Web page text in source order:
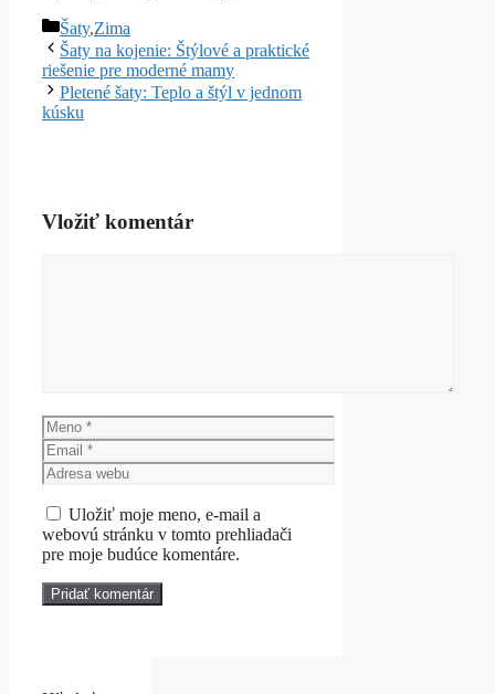
Kategórie
Šaty,Zima
Šaty na kojenie: Štýlové a praktické
riešenie pre moderné mamy
Pletené šaty: Teplo a štýl v jednom
kúsku
Vložiť komentár
Meno
Email
Adresa
webu
Uložiť moje meno, e-mail a
webovú stránku v tomto prehliadači
pre moje budúce komentáre.